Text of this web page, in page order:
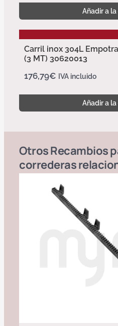
Añadir a
Carril inox 304L
(3 MT) 30620013
176,79€ IVA incluido
Añadir a
OtrosRecambios
correderas